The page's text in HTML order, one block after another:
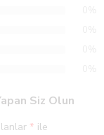
Siz Olun
* ile